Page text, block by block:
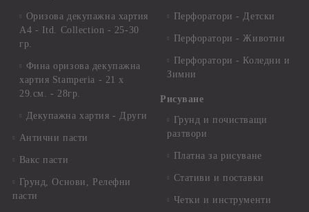
Оризова декупажна хартия
А4 - Itd. Collection - 25-30
гр.
Фина оризова декупажна
хартия Stamperia - 21 х
29.см. - 28гр.
Декупажна хартия - Други
Антични пасти
Вакс пасти
Грунд, Основи, Релефни
пасти
Перфоратори - Детски
Перфоратори - Животни
Перфоратори - Коледни и
Зимни
Рисуване
Грунд и почистващи
разтвори
Платна за рисуване
Стативи и поставки
Четки и инструменти